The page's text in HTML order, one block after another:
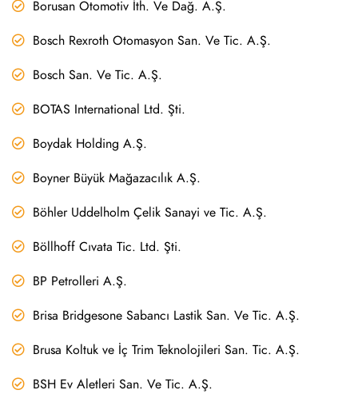
Borusan Otomotiv İth. Ve Dağ. A.Ş.
Bosch Rexroth Otomasyon San. Ve Tic. A.Ş.
Bosch San. Ve Tic. A.Ş.
BOTAS International Ltd. Şti.
Boydak Holding A.Ş.
Boyner Büyük Mağazacılık A.Ş.
Böhler Uddelholm Çelik Sanayi ve Tic. A.Ş.
Böllhoff Cıvata Tic. Ltd. Şti.
BP Petrolleri A.Ş.
Brisa Bridgesone Sabancı Lastik San. Ve Tic. A.Ş.
Brusa Koltuk ve İç Trim Teknolojileri San. Tic. A.Ş.
BSH Ev Aletleri San. Ve Tic. A.Ş.